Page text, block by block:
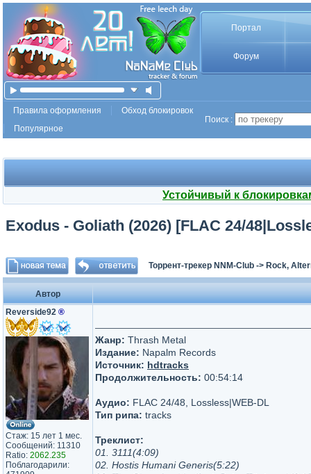
Портал
Форум
Правила оформления
Обход блокировок
Популярное
Поиск :
Устойчивый к
Exodus - Goliath (2026) [FLAC 24/
Торрент-трекер NNM-Club -> Rock,
Автор
Reverside92 ®
Стаж: 15 лет 1 мес.
Сообщений: 11310
Ratio: 2062.235
Поблагодарили:
Жанр: Thrash Metal
Издание: Napalm Records
Источник: hdtracks
Продолжительность: 00:54:14
Аудио: FLAC 24/48, Lossless|WEB-DL
Тип рипа: tracks
Треклист:
01. 3111(4:09)
02. Hostis Humani Generis(5:22)